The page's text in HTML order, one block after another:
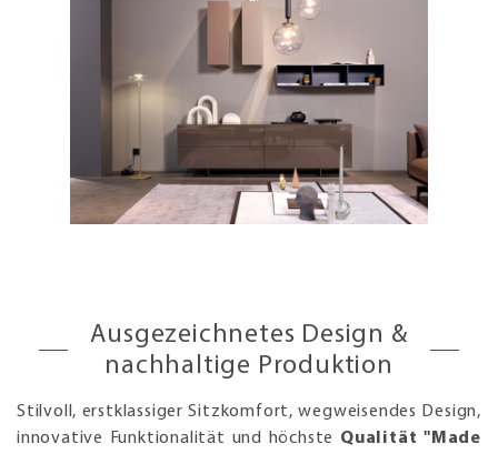
Ausgezeichnetes Design &
nachhaltige Produktion
Stilvoll, erstklassiger Sitzkomfort, wegweisendes Design,
innovative Funktionalität und höchste Qualität "Made